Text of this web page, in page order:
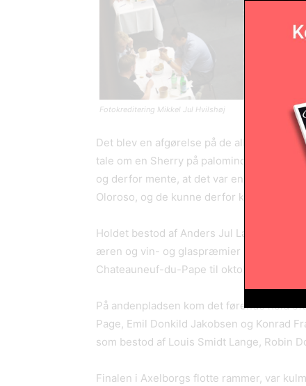
Fotokreditering Mikkel Jul Hvilshøj
Det blev en afgørelse på de allermindste
tale om en Sherry på palomino fino, men
og derfor mente, at det var en Palo
Oloroso, og de kunne derfor kort efter
Holdet bestod af Anders Jul Larsen,
æren og vin- og glaspræmier også retten
Chateauneuf-du-Pape til oktober.
På andenpladsen kom det førende hold
Page, Emil Donkild Jakobsen og Konrad
som bestod af Louis Smidt Lange, Robin
Finalen i Axelborgs flotte rammer, var